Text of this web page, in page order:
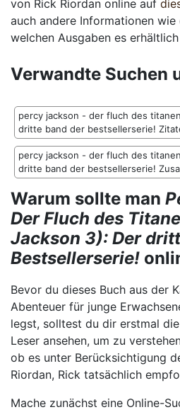
von Rick Riordan online auf
auch andere Informationen wie
welchen Ausgaben es
Verwandte Suchen
percy jackson - der fluch des
dritte band der bestsellerserie!
percy jackson - der fluch des
dritte band der bestsellerserie!
Warum sollte man
Der Fluch des
Jackson 3): Der
Bestsellerserie!
Bevor du dieses Buch aus der
Abenteuer für junge
legst, solltest du dir erstmal
Leser ansehen, um zu
ob es unter Berücksichtigung
Riordan, Rick tatsächlich
Mache zunächst eine Online-